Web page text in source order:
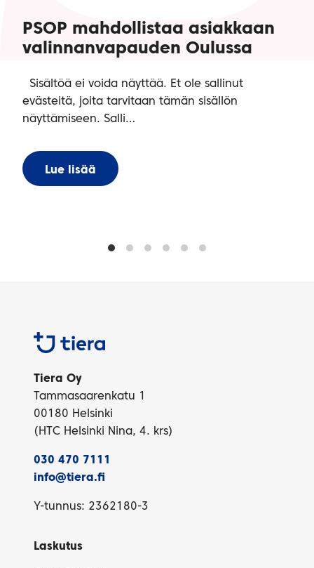
PSOP mahdollistaa asiakkaan
valinnanvapauden Oulussa
Sisältöä ei voida näyttää. Et ole sallinut
evästeitä, joita tarvitaan tämän sisällön
näyttämiseen. Salli…
Lue lisää
Tiera
Tiera Oy
Tammasaarenkatu 1
00180 Helsinki
(HTC Helsinki Nina, 4. krs)
030 470 7111
info@tiera.fi
Y-tunnus: 2362180-3
Laskutus